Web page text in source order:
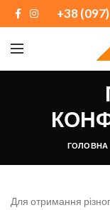
+38
ГОЛОВНА
Для отримання